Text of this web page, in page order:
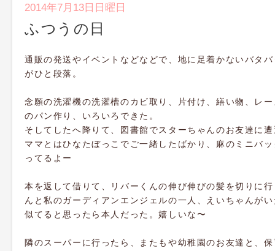
2014年7月13日日曜日
ふつうの日
通販の発送やイベントなどなどで、地に足着かないバタ
がひと段落。
念願の洗濯機の洗濯槽のカビ取り、片付け、繕い物、レ
のパン作り、いろいろできた。
そしてしたへ降りて、図書館でスターちゃんのお友達に
ママとはひなたぼっこでご一緒したばかり、麻のミニバ
ってるよー
本を返して借りて、リバーくんの伸び伸びの髪を切りに
んと私のガーディアンエンジェルの一人、えいちゃんが
似てると思ったら本人だった。嬉しいな〜
隣のスーパーに行ったら、またもや幼稚園のお友達と、